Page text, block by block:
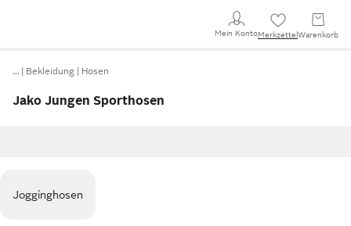
Mein KontoMerkzettel Warenkorb
… Bekleidung Hosen
Jako Jungen Sporthosen
Jogginghosen